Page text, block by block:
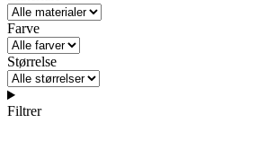
Farve
Størrelse
Filtrer